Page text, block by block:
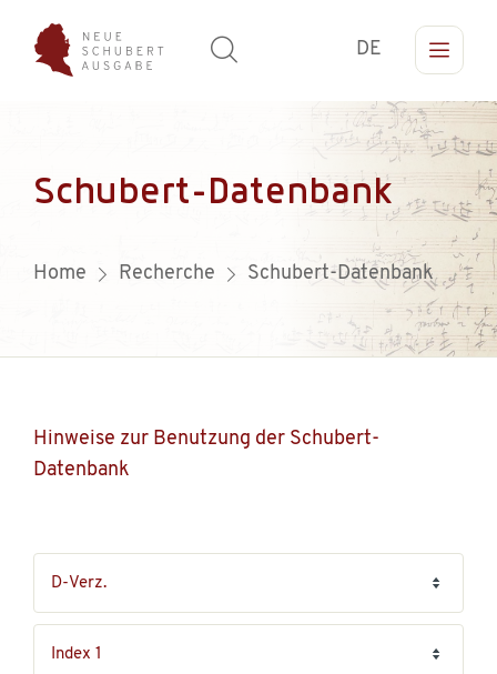
DE
Schubert-Datenbank
Home Recherche Schubert-Datenbank
Hinweise zur Benutzung der Schubert-
Datenbank